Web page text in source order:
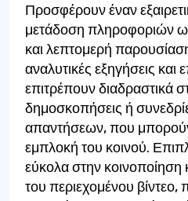
Προσφέρουν έναν
μετάδοση πληροφοριών
και λεπτομερή
αναλυτικές εξηγήσεις και
επιτρέπουν διαδραστικά
δημοσκοπήσεις ή
απαντήσεων, που
εμπλοκή του κοινού.
εύκολα στην
του περιεχομένου βίντεο,